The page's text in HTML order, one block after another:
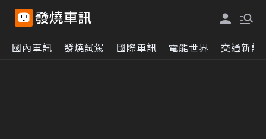
國內車訊 發燒試駕 國際車訊 電能世界 交通新訊